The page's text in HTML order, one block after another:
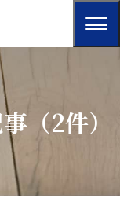
（2件）